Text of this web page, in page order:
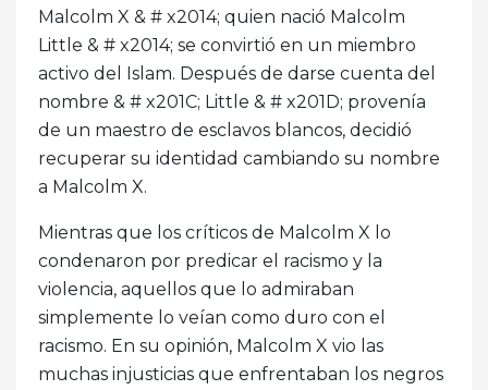
Malcolm X & # x2014; quien nació Malcolm
Little & # x2014; se convirtió en un miembro
activo del Islam. Después de darse cuenta del
nombre & # x201C; Little & # x201D; provenía
de un maestro de esclavos blancos, decidió
recuperar su identidad cambiando su nombre
a Malcolm X.
Mientras que los críticos de Malcolm X lo
condenaron por predicar el racismo y la
violencia, aquellos que lo admiraban
simplemente lo veían como duro con el
racismo. En su opinión, Malcolm X vio las
muchas injusticias que enfrentaban los negros